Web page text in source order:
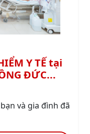
Y TẾ tại
ĐỨC...
và gia đình đã